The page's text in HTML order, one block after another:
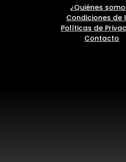
¿Quiénes
Condiciones de
Políticas de
Contacto